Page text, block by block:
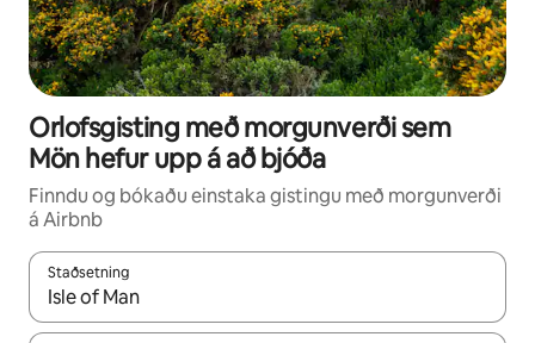
Orlofsgisting með morgunverði sem
Mön hefur upp á að bjóða
Finndu og bókaðu einstaka gistingu með morgunverði
á Airbnb
Staðsetning
Þegar niðurstöður liggja fyrir skaltu nota upp og niður